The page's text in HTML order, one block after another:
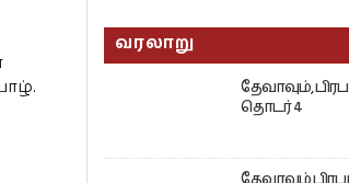
வரலாறு
தேவாவும்,
தொடர் 4